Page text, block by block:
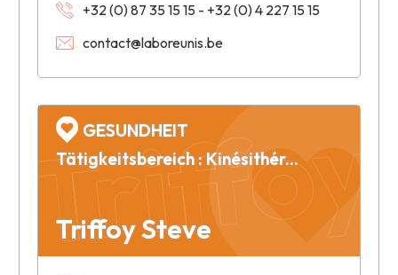
+32 (0) 87 35 15 15 - +32 (0) 4 227 15 15
contact@laboreunis.be
Triffoy Steve
GESUNDHEIT
Tätigkeitsbereich : Kinésithérapie